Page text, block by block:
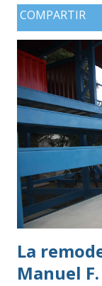
COMPARTIR
La
Manuel